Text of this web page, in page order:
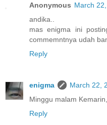
Anonymous March
andika..
mas enigma ini
commemntnya udah
Reply
enigma
March 22,
Minggu malam
Reply